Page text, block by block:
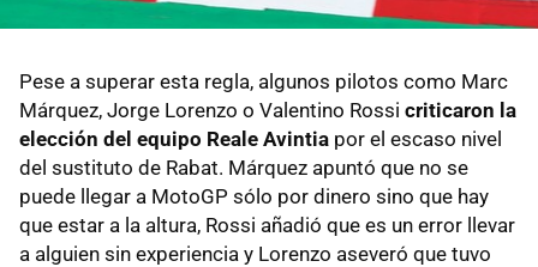
Pese a superar esta regla, algunos pilotos como Marc
Márquez, Jorge Lorenzo o Valentino Rossi criticaron la
elección del equipo Reale Avintia por el escaso nivel
del sustituto de Rabat. Márquez apuntó que no se
puede llegar a MotoGP sólo por dinero sino que hay
que estar a la altura, Rossi añadió que es un error llevar
a alguien sin experiencia y Lorenzo aseveró que tuvo